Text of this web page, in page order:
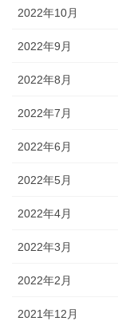
2022年10月
2022年9月
2022年8月
2022年7月
2022年6月
2022年5月
2022年4月
2022年3月
2022年2月
2021年12月